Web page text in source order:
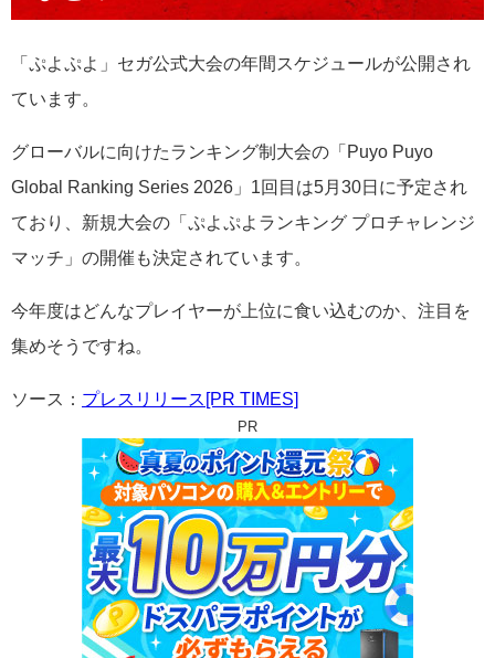
「ぷよぷよ」セガ公式大会の年間スケジュールが公開され
ています。
グローバルに向けたランキング制大会の「Puyo Puyo
Global Ranking Series 2026」1回目は5月30日に予定され
ており、新規大会の「ぷよぷよランキング プロチャレンジ
マッチ」の開催も決定されています。
今年度はどんなプレイヤーが上位に食い込むのか、注目を
集めそうですね。
ソース： プレスリリース[PR TIMES]
PR